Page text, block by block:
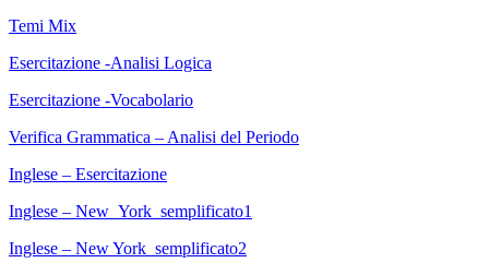
Temi Mix
Esercitazione -Analisi Logica
Esercitazione -Vocabolario
Verifica Grammatica – Analisi del Periodo
Inglese – Esercitazione
Inglese – New_York_semplificato1
Inglese – New York_semplificato2